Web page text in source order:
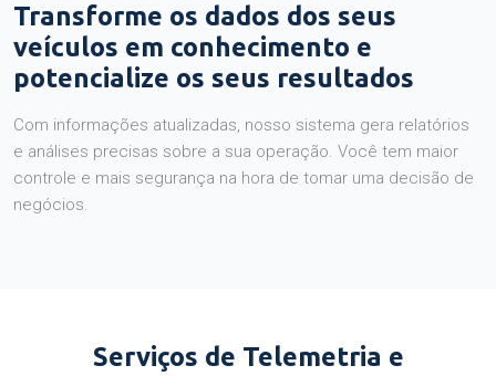
Transforme os dados dos seus
veículos em conhecimento e
potencialize os seus resultados
Com informações atualizadas, nosso sistema gera relatórios
e análises precisas sobre a sua operação. Você tem maior
controle e mais segurança na hora de tomar uma decisão de
negócios.
Serviços de Telemetria e